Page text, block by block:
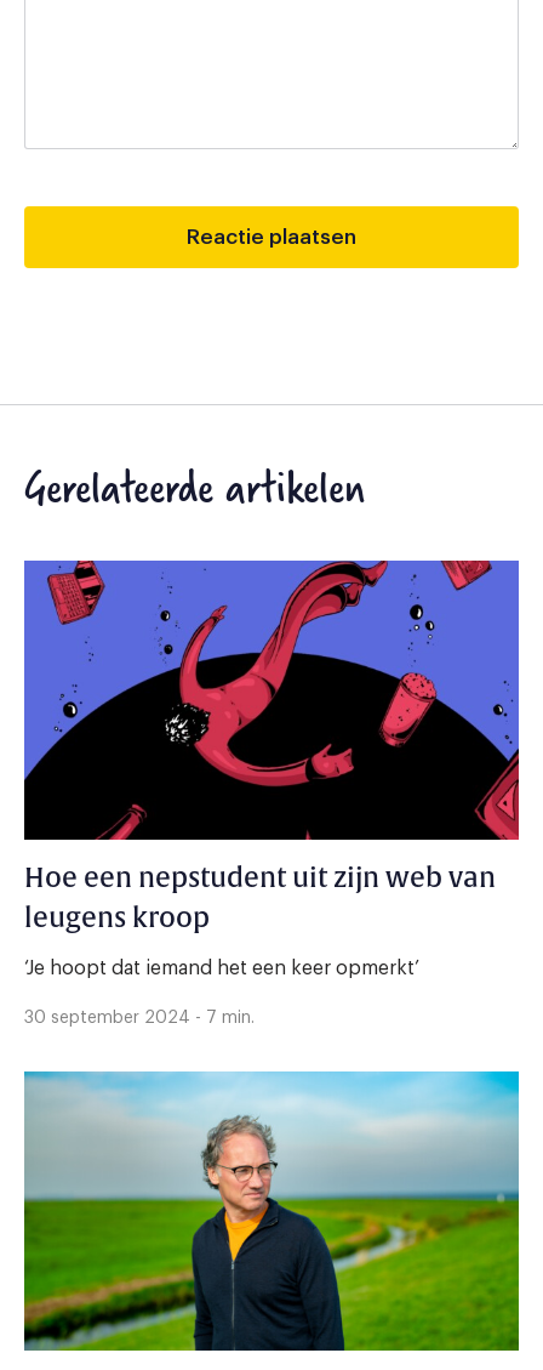
Gerelateerde artikelen
Hoe een nepstudent uit zijn web van
leugens kroop
‘Je hoopt dat iemand het een keer opmerkt’
30 september 2024 - 7 min.